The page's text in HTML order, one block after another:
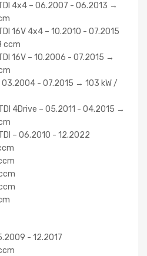
4x4 – 06.2007 - 06.2013 →
16V 4x4 – 10.2010 - 07.2015
ccm
16V – 10.2006 - 07.2015 →
03.2004 - 07.2015 → 103 kW /
4Drive – 05.2011 - 04.2015 →
– 06.2010 - 12.2022
- 12.2017